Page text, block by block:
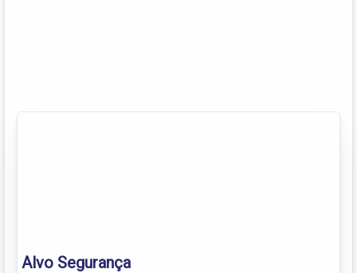
Alvo Segurança